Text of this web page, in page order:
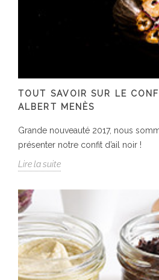
TOUT SAVOIR SUR LE
ALBERT MENÈS
Grande nouveauté 2017, nous
présenter notre confit d’ail noir !
Lire la suite